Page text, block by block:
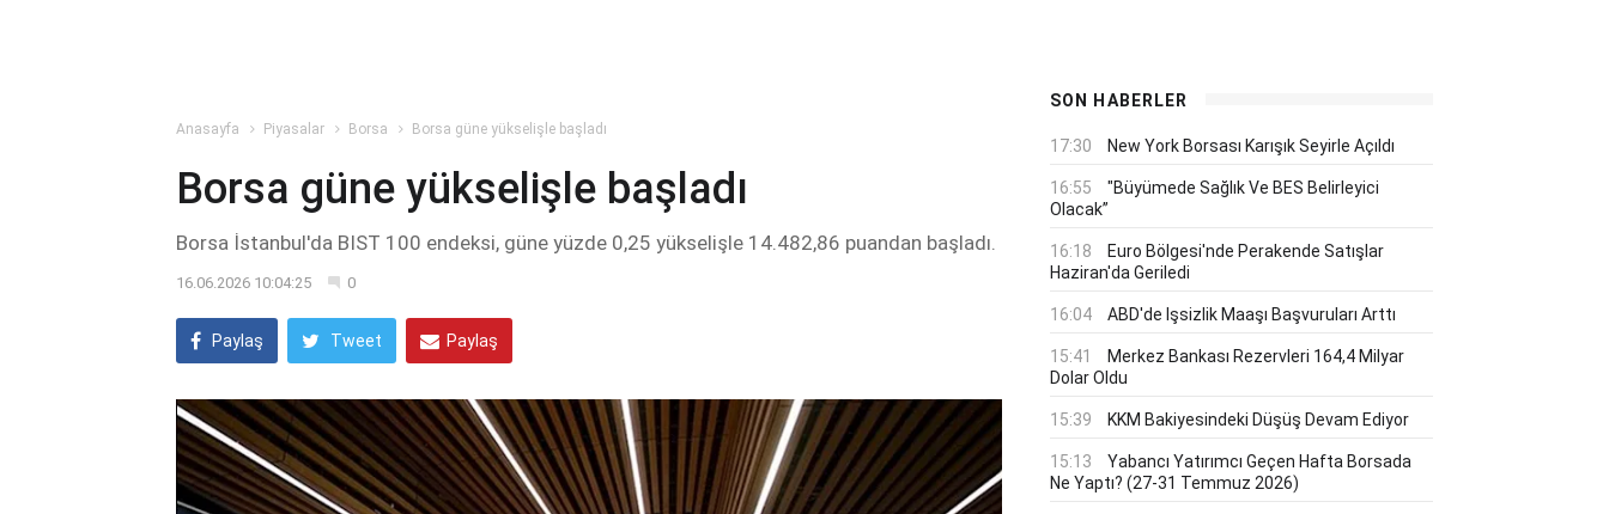
Anasayfa Piyasalar Borsa Borsa güne yükselişle başladı
Borsa güne yükselişle başladı
Borsa İstanbul'da BIST 100 endeksi, güne yüzde 0,25 yükselişle 14.482,86 puandan başladı.
16.06.2026 10:04:25 0
Paylaş Tweet Paylaş
SON HABERLER
17:30 New York Borsası Karışık Seyirle Açıldı
16:55
"Büyümede Sağlık Ve BES Belirleyici
Olacak”
16:18
Euro Bölgesi'nde Perakende Satışlar
Haziran'da Geriledi
16:04 ABD'de Işsizlik Maaşı Başvuruları Arttı
15:41
Merkez Bankası Rezervleri 164,4 Milyar
Dolar Oldu
15:39 KKM Bakiyesindeki Düşüş Devam Ediyor
15:13
Yabancı Yatırımcı Geçen Hafta Borsada
Ne Yaptı? (27-31 Temmuz 2026)